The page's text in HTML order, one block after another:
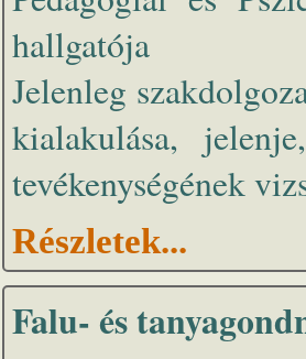
hallgatója
Jelenleg
kialakulása,
tevékenységének
Részletek...
Falu- és